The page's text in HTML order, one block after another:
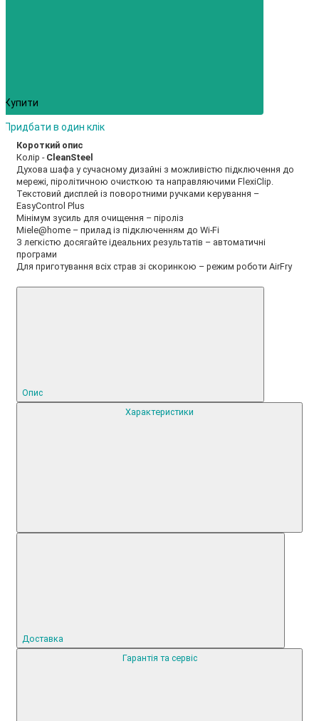
Купити
Придбати в один клік
Короткий опис
Колір - CleanSteel
Духова шафа у сучасному дизайні з можливістю підключення до
мережі, піролітичною очисткою та направляючими FlexiClip.
Текстовий дисплей із поворотними ручками керування –
EasyControl Plus
Мінімум зусиль для очищення – піроліз
Miele@home – прилад із підключенням до Wi-Fi
З легкістю досягайте ідеальних результатів – автоматичні
програми
Для приготування всіх страв зі скоринкою – режим роботи AirFry
Опис
Доставка
Гарантія та сервіс